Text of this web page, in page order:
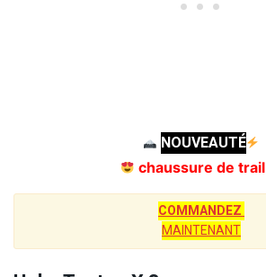
NOUVEAUTÉ
chaussure de trail
COMMANDEZ
MAINTENANT